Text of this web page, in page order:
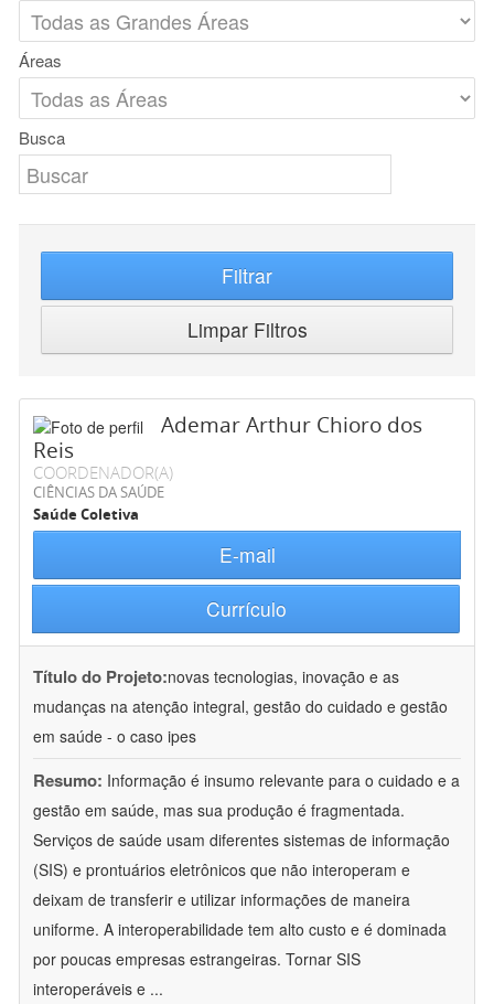
Áreas
Busca
Filtrar
Limpar Filtros
Ademar Arthur Chioro dos
Reis
COORDENADOR(A)
CIÊNCIAS DA SAÚDE
Saúde Coletiva
E-mail
Currículo
Título do Projeto:novas tecnologias, inovação e as
mudanças na atenção integral, gestão do cuidado e gestão
em saúde - o caso ipes
Resumo: Informação é insumo relevante para o cuidado e a
gestão em saúde, mas sua produção é fragmentada.
Serviços de saúde usam diferentes sistemas de informação
(SIS) e prontuários eletrônicos que não interoperam e
deixam de transferir e utilizar informações de maneira
uniforme. A interoperabilidade tem alto custo e é dominada
por poucas empresas estrangeiras. Tornar SIS
interoperáveis e ...